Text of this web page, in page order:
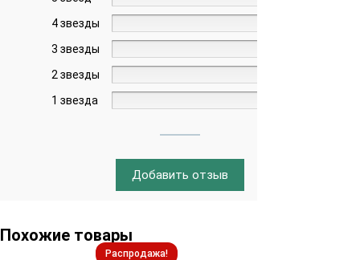
4 звезды
3 звезды
2 звезды
1 звезда
Добавить отзыв
Похожие товары
Распродажа!